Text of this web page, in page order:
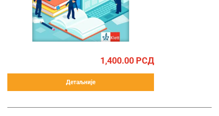
1,400.00 РСД
Детаљније